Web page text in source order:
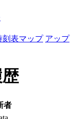
刻表マップ アップ
者